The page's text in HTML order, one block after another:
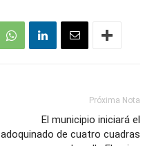
Próxima Nota
El municipio iniciará el
adoquinado de cuatro cuadras